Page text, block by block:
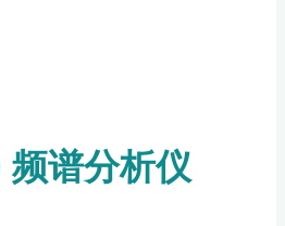
谱分析仪